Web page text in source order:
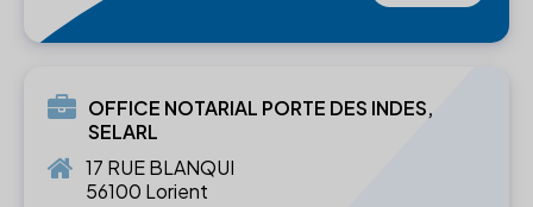
OFFICE NOTARIAL PORTE DES INDES,
SELARL
17 RUE BLANQUI
56100 Lorient